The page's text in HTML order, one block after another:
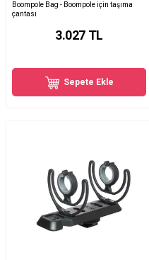
Boompole Bag - Boompole için taşıma
çantası
3.027 TL
Sepete Ekle